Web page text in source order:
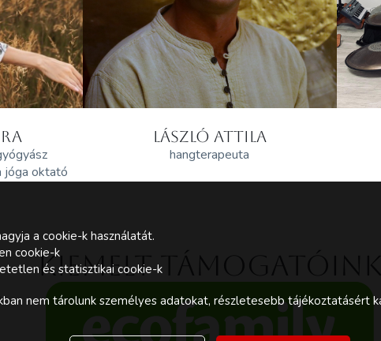
jóga oktató
LÁSZLÓ ATTILA
hangterapeuta
Kiemelt támogatóink
a cookie-k használatát.
cookie-k
és statisztikai cookie-k
nem tárolunk személyes adatokat, részletesebb tájékoztatásért